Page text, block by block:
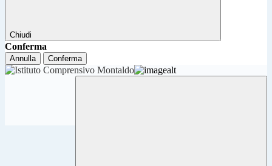
Chiudi
Conferma
Annulla Conferma